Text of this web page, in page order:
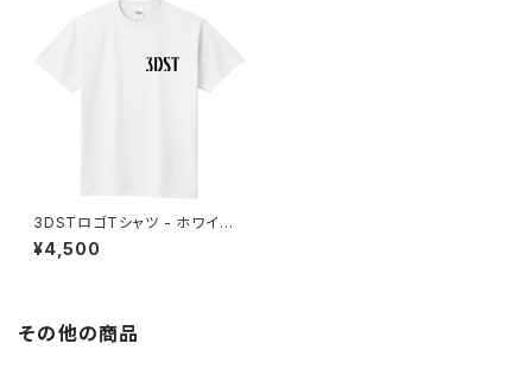
3DSTロゴTシャツ - ホワイト
①
¥4,500
その他の商品